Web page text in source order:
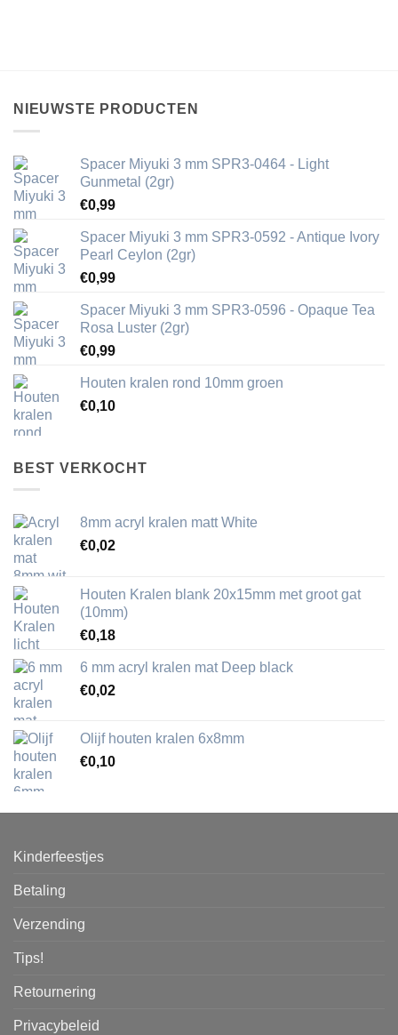
NIEUWSTE PRODUCTEN
Spacer Miyuki 3 mm SPR3-0464 - Light
Gunmetal (2gr)
€0,99
Spacer Miyuki 3 mm SPR3-0592 - Antique Ivory
Pearl Ceylon (2gr)
€0,99
Spacer Miyuki 3 mm SPR3-0596 - Opaque Tea
Rosa Luster (2gr)
€0,99
Houten kralen rond 10mm groen
€0,10
BEST VERKOCHT
8mm acryl kralen matt White
€0,02
Houten Kralen blank 20x15mm met groot gat
(10mm)
€0,18
6 mm acryl kralen mat Deep black
€0,02
Olijf houten kralen 6x8mm
€0,10
Kinderfeestjes
Betaling
Verzending
Tips!
Retournering
Privacybeleid